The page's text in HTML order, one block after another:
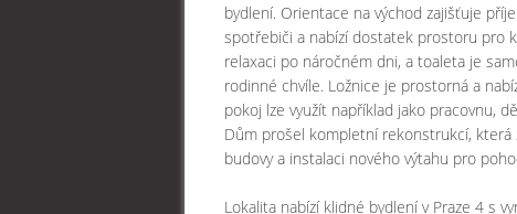
bydlení. Orientace na východ zajišťuje
spotřebiči a nabízí dostatek prostoru pro
relaxaci po náročném dni, a toaleta je
rodinné chvíle. Ložnice je prostorná a
pokoj lze využít například jako pracovnu,
Dům prošel kompletní rekonstrukcí, která
budovy a instalaci nového výtahu pro
Lokalita nabízí klidné bydlení v Praze 4 s